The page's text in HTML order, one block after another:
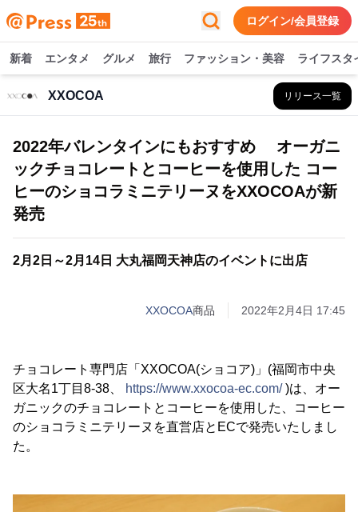
ログイン/会員登録
新着 エンタメ グルメ 旅行 ファッション・美容 ライフスタ
XXOCOA リリース一覧
2022年バレンタインにもおすすめ オーガニ
ックチョコレートとコーヒーを使用した コー
ヒーのショコラミニテリーヌをXXOCOAが新
発売
2月2日～2月14日 大丸福岡天神店のイベントに出店
XXOCOA商品 2022年2月4日 17:45
チョコレート専門店「XXOCOA(ショコア)」(福岡市中央
区大名1丁目8-38、
https://www.xxocoa-ec.com/)は、オー
ガニックのチョコレートとコーヒーを使用した、コーヒー
のショコラミニテリーヌを直営店とECで発売いたしまし
た。